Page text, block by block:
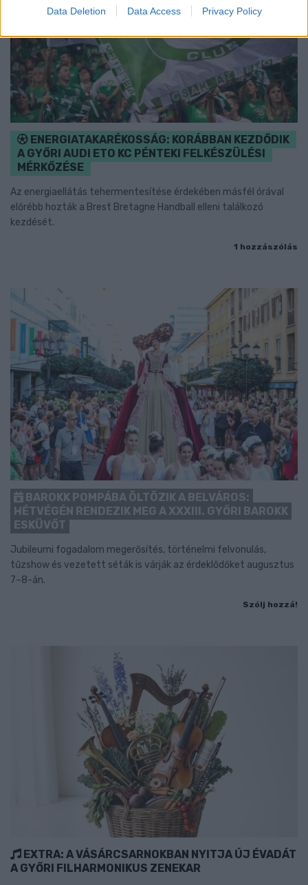
Data Deletion Data Access Privacy Policy
ENERGIATAKARÉKOSSÁG: KORÁBBAN KEZDŐDIK
A GYŐRI AUDI ETO KC PÉNTEKI FELKÉSZÜLÉSI
MÉRKŐZÉSE
Az energiaellátás tehermentesítése érdekében másfél órával
előrébb hozták a Brest Bretagne Handball elleni találkozó
kezdését.
1 hozzászólás
BAROKK POMPÁBA ÖLTÖZIK A BELVÁROS:
HÉTVÉGÉN RENDEZIK MEG A XXXIII. GYŐRI BAROKK
ESKÜVŐT
Jubileumi fogadalom megerősítés, történelmi felvonulás,
tűzshow és vezetett séták is várják az érdeklődőket augusztus
7–8-án.
Szólj hozzá!
EXTRA: A VÁSÁRCSARNOKBAN NYITJA ÚJ ÉVADÁT
A GYŐRI FILHARMONIKUS ZENEKAR